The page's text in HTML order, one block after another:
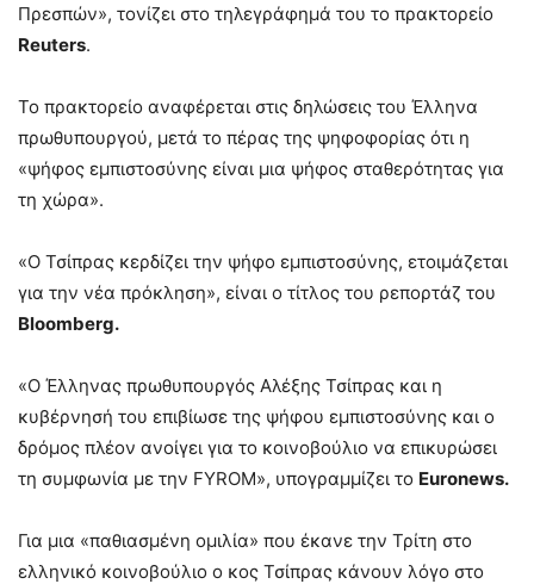
Πρεσπών», τονίζει στο τηλεγράφημά του το πρακτορείο
Reuters.
Το πρακτορείο αναφέρεται στις δηλώσεις του Έλληνα
πρωθυπουργού, μετά το πέρας της ψηφοφορίας ότι η
«ψήφος εμπιστοσύνης είναι μια ψήφος σταθερότητας για
τη χώρα».
«Ο Τσίπρας κερδίζει την ψήφο εμπιστοσύνης, ετοιμάζεται
για την νέα πρόκληση», είναι ο τίτλος του ρεπορτάζ του
Bloomberg.
«Ο Έλληνας πρωθυπουργός Αλέξης Τσίπρας και η
κυβέρνησή του επιβίωσε της ψήφου εμπιστοσύνης και ο
δρόμος πλέον ανοίγει για το κοινοβούλιο να επικυρώσει
τη συμφωνία με την FYROM», υπογραμμίζει το Euronews.
Για μια «παθιασμένη ομιλία» που έκανε την Τρίτη στο
ελληνικό κοινοβούλιο ο κος Τσίπρας κάνουν λόγο στο